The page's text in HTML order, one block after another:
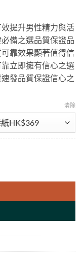
提升男性精力與活
備之選品質保證品
靠效果顯著值得信
立即擁有信心之選
發品質保證信心之
清除